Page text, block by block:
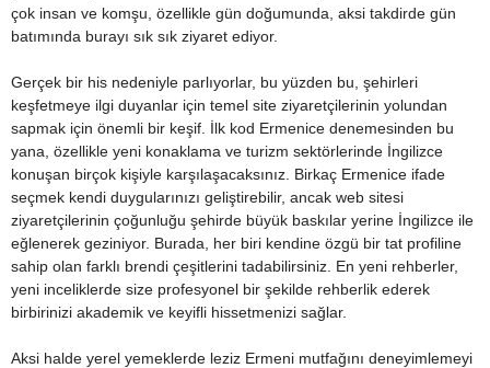
çok insan ve komşu, özellikle gün doğumunda, aksi takdirde gün
batımında burayı sık sık ziyaret ediyor.
Gerçek bir his nedeniyle parlıyorlar, bu yüzden bu, şehirleri
keşfetmeye ilgi duyanlar için temel site ziyaretçilerinin yolundan
sapmak için önemli bir keşif. İlk kod Ermenice denemesinden bu
yana, özellikle yeni konaklama ve turizm sektörlerinde İngilizce
konuşan birçok kişiyle karşılaşacaksınız. Birkaç Ermenice ifade
seçmek kendi duygularınızı geliştirebilir, ancak web sitesi
ziyaretçilerinin çoğunluğu şehirde büyük baskılar yerine İngilizce ile
eğlenerek geziniyor. Burada, her biri kendine özgü bir tat profiline
sahip olan farklı brendi çeşitlerini tadabilirsiniz. En yeni rehberler,
yeni inceliklerde size profesyonel bir şekilde rehberlik ederek
birbirinizi akademik ve keyifli hissetmenizi sağlar.
Aksi halde yerel yemeklerde leziz Ermeni mutfağını deneyimlemeyi